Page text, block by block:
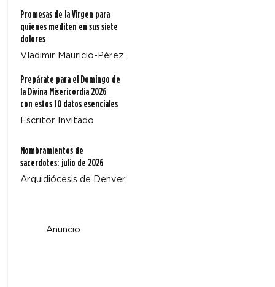
Promesas de la Virgen para
quienes mediten en sus siete
dolores
Vladimir Mauricio-Pérez
Prepárate para el Domingo de
la Divina Misericordia 2026
con estos 10 datos esenciales
Escritor Invitado
Nombramientos de
sacerdotes: julio de 2026
Arquidiócesis de Denver
Anuncio